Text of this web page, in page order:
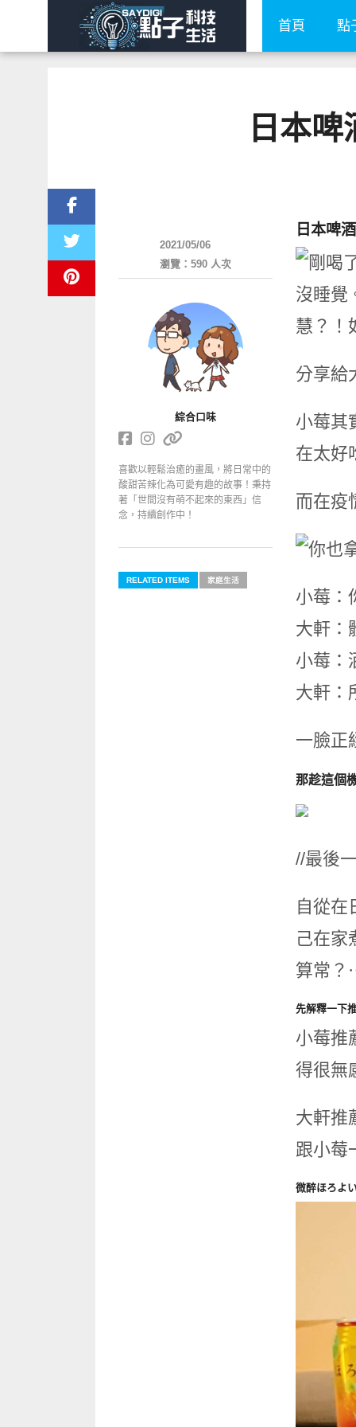
首頁 點
日本
日本啤
分享給
小莓其
在太好
而在疫
小莓：
大軒：
小莓：
大軒：
一臉正
那趁這個
//最後
自從在
己在家
算常
先解釋一下
小莓推
得很無
大軒推
跟小莓
微醉ほろよ
2021/05/06
瀏覽：590 人次
綜合口味
喜歡以輕鬆治癒的畫風，將日常中的
酸甜苦辣化為可愛有趣的故事！秉持
著「世間沒有萌不起來的東西」信
念，持續創作中！
RELATED ITEMS 家庭生活